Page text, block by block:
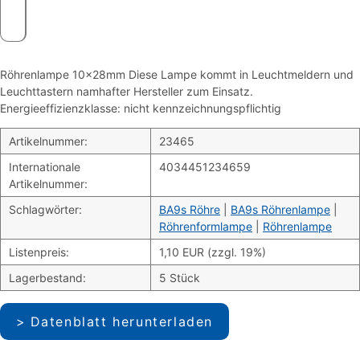
Röhrenlampe 10x28mm Diese Lampe kommt in Leuchtmeldern und
Leuchttastern namhafter Hersteller zum Einsatz.
Energieeffizienzklasse: nicht kennzeichnungspflichtig
Artikelnummer:
23465
Internationale
Artikelnummer:
4034451234659
Schlagwörter: BA9s Röhre BA9s Röhrenlampe
Röhrenformlampe
Röhrenlampe
Listenpreis:
1,10 EUR (zzgl. 19%)
Lagerbestand:
5 Stück
Datenblatt herunterladen